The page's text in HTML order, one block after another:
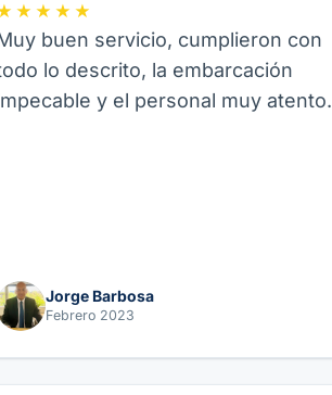
buen servicio, cumplieron con
lo descrito, la embarcación
y el personal muy atento.
Jorge Barbosa
Febrero 2023